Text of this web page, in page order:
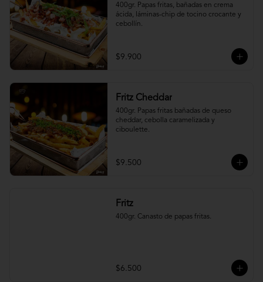
400gr. Papas fritas, bañadas en crema
ácida, láminas-chip de tocino crocante y
cebollín.
$9.900
Fritz Cheddar
400gr. Papas fritas bañadas de queso
cheddar, cebolla caramelizada y
ciboulette.
$9.500
Fritz
400gr. Canasto de papas fritas.
$6.500